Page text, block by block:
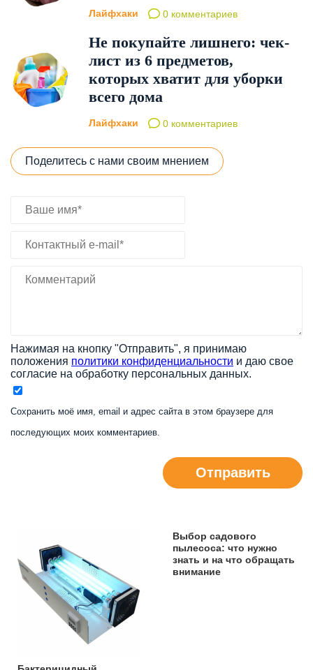
Лайфхаки 0 комментариев
Не покупайте лишнего: чек-
лист из 6 предметов,
которых хватит для уборки
всего дома
Лайфхаки 0 комментариев
Поделитесь с нами своим мнением
Нажимая на кнопку "Отправить", я принимаю
положения политики конфиденциальности и даю свое
согласие на обработку персональных данных.
Сохранить моё имя, email и адрес сайта в этом браузере для
последующих моих комментариев.
Отправить
Выбор садового
пылесоса: что нужно
знать и на что обращать
внимание